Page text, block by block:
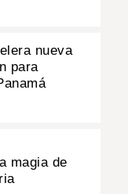
nueva
para
magia de